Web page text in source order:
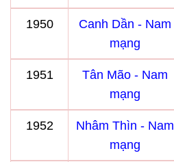
1950
Canh Dần - Nam
mạng
1951
Tân Mão - Nam
mạng
1952
Nhâm Thìn - Nam
mạng